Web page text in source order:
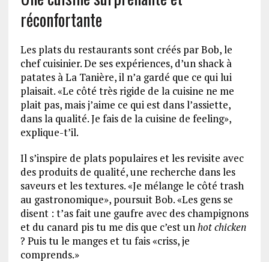
réconfortante
Les plats du restaurants sont créés par Bob, le
chef cuisinier. De ses expériences, d’un shack à
patates à La Tanière, il n’a gardé que ce qui lui
plaisait. «Le côté très rigide de la cuisine ne me
plait pas, mais j’aime ce qui est dans l’assiette,
dans la qualité. Je fais de la cuisine de feeling»,
explique-t’il.
Il s’inspire de plats populaires et les revisite avec
des produits de qualité, une recherche dans les
saveurs et les textures. «Je mélange le côté trash
au gastronomique», poursuit Bob. «Les gens se
disent : t’as fait une gaufre avec des champignons
et du canard pis tu me dis que c’est unhot chicken
? Puis tu le manges et tu fais «criss, je
comprends.»